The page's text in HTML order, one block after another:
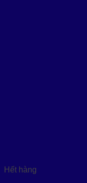
Hết hàng